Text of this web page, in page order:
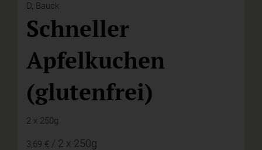
D, Bauck
Schneller
Apfelkuchen
(glutenfrei)
2 x 250g
3,69 € / 2 x 250g